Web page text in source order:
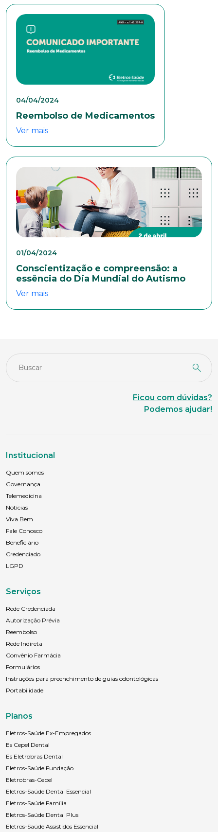
04/04/2024
Reembolso de Medicamentos
Ver mais
01/04/2024
Conscientização e compreensão: a
essência do Dia Mundial do Autismo
Ver mais
Ficou com dúvidas?
Podemos ajudar!
Institucional
Quem somos
Governança
Telemedicina
Notícias
Viva Bem
Fale Conosco
Beneficiário
Credenciado
LGPD
Serviços
Rede Credenciada
Autorização Prévia
Reembolso
Rede Indireta
Convênio Farmácia
Formulários
Instruções para preenchimento de guias odontológicas
Portabilidade
Planos
Eletros-Saúde Ex-Empregados
Es Cepel Dental
Es Eletrobras Dental
Eletros-Saúde Fundação
Eletrobras-Cepel
Eletros-Saúde Dental Essencial
Eletros-Saúde Família
Eletros-Saúde Dental Plus
Eletros-Saúde Assistidos Essencial
Endereço
Bairro
Cidade
Idade
Estado Civil
Escolaridade